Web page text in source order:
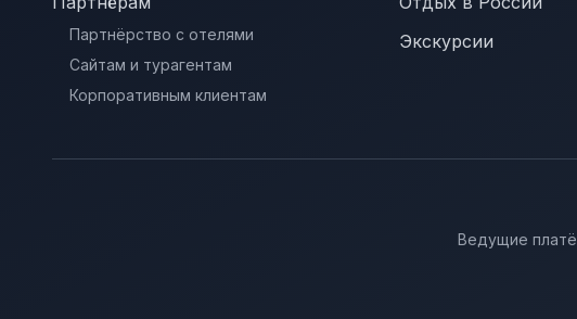
Партнёрство с отелями
Сайтам и турагентам
Корпоративным клиентам
Экскурсии
Ведущие